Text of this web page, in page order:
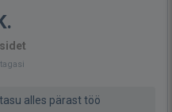
alles pärast töö